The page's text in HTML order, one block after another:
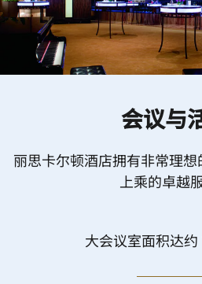
会议与
丽思卡尔顿酒店拥有非常理
上乘的卓越
大会议室面积达约